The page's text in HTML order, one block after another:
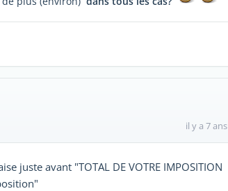
il y a 7 ans
juste avant "TOTAL DE VOTRE IMPOSITION